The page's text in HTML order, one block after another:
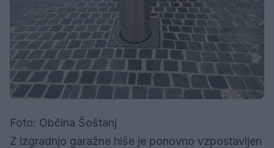
Foto: Občina Šoštanj
Z izgradnjo garažne hiše je ponovno vzpostavljen